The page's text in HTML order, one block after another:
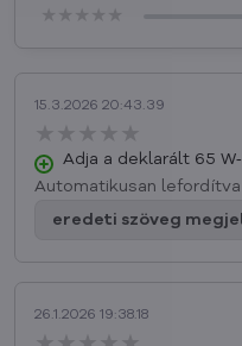
15.3.2026 20:43.39
Adja a deklarált 65
Automatikusan
eredeti szöveg
26.1.2026 19:38.18